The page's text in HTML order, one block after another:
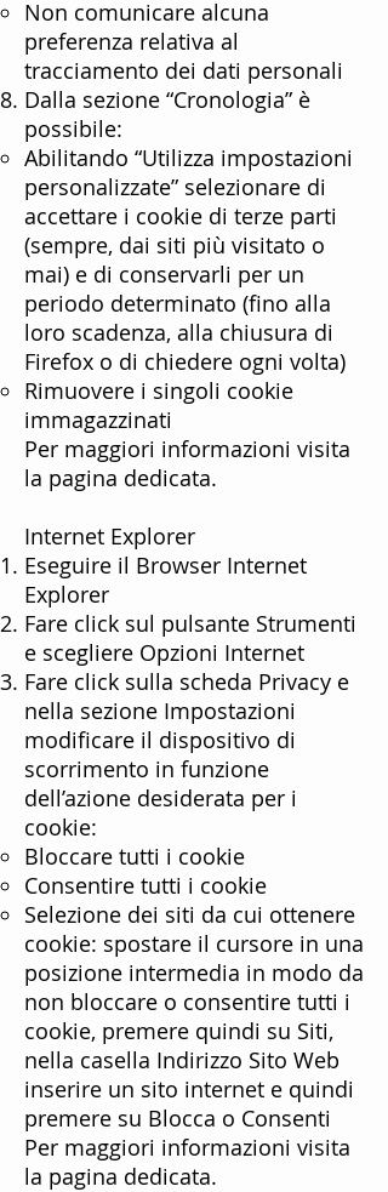
Non comunicare alcuna
preferenza relativa al
tracciamento dei dati personali
Dalla sezione “Cronologia” è
possibile:
Abilitando “Utilizza impostazioni
personalizzate” selezionare di
accettare i cookie di terze parti
(sempre, dai siti più visitato o
mai) e di conservarli per un
periodo determinato (fino alla
loro scadenza, alla chiusura di
Firefox o di chiedere ogni volta)
Rimuovere i singoli cookie
immagazzinati
Per maggiori informazioni visita
la pagina dedicata.
Internet Explorer
Eseguire il Browser Internet
Explorer
Fare click sul pulsante Strumenti
e scegliere Opzioni Internet
Fare click sulla scheda Privacy e
nella sezione Impostazioni
modificare il dispositivo di
scorrimento in funzione
dell’azione desiderata per i
cookie:
Bloccare tutti i cookie
Consentire tutti i cookie
Selezione dei siti da cui ottenere
cookie: spostare il cursore in una
posizione intermedia in modo da
non bloccare o consentire tutti i
cookie, premere quindi su Siti,
nella casella Indirizzo Sito Web
inserire un sito internet e quindi
premere su Blocca o Consenti
Per maggiori informazioni visita
la pagina dedicata.